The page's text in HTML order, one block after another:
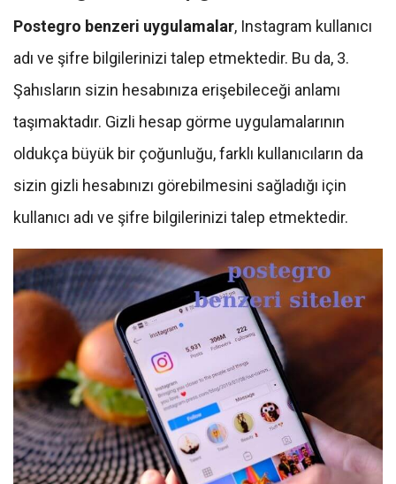
Postegro benzeri uygulamalar, Instagram kullanıcı
adı ve şifre bilgilerinizi talep etmektedir. Bu da, 3.
Şahısların sizin hesabınıza erişebileceği anlamı
taşımaktadır. Gizli hesap görme uygulamalarının
oldukça büyük bir çoğunluğu, farklı kullanıcıların da
sizin gizli hesabınızı görebilmesini sağladığı için
kullanıcı adı ve şifre bilgilerinizi talep etmektedir.